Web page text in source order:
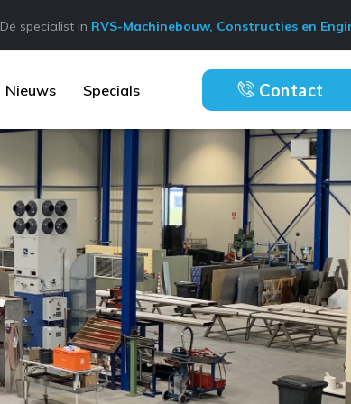
Dé specialist in RVS-Machinebouw, Constructies en
Nieuws Specials Contact